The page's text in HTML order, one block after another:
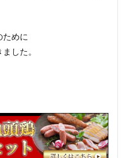
めに
した。